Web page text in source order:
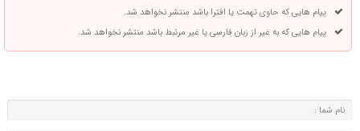
پیام هایی که حاوی تهمت یا افترا باشد منتشر نخواهد شد.
پیام هایی که به غیر از زبان فارسی یا غیر مرتبط باشد منتشر نخواهد شد.